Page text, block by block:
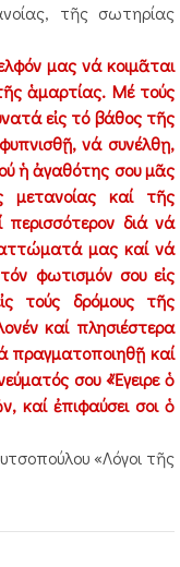
τῆς σωτηρίας
μας νά κοιμᾶται
ἁμαρτίας. Μέ τούς
εἰς τό βάθος τῆς
νά συνέλθῃ,
ἡ ἀγαθότης σου μᾶς
μετανοίας καί τῆς
διά νά
μας καί νά
φωτισμόν σου εἰς
τούς δρόμους τῆς
καί πλησιέστερα
πραγματοποιηθῇ καί
σου «Ἔγειρε ὁ
καί ἐπιφαύσει σοι ὁ
«Λόγοι τῆς